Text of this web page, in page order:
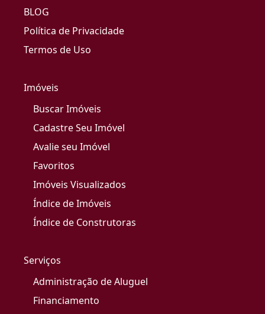
BLOG
Política de Privacidade
Termos de Uso
Imóveis
Buscar Imóveis
Cadastre Seu Imóvel
Avalie seu Imóvel
Favoritos
Imóveis Visualizados
Índice de Imóveis
Índice de Construtoras
Serviços
Administração de Aluguel
Financiamento